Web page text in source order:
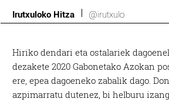
Irutxuloko Hitza @irutxulo
Hiriko dendari eta ostalariek
dezakete 2020 Gabonetako Azokan
ere, epea dagoeneko zabalik dago.
azpimarratu dutenez, bi helburu